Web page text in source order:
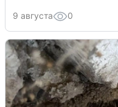
9 августа 0